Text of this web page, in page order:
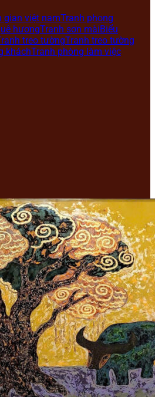
gian việt namTranh phong
hươngTranh sơn màiBiểu
treo tườngTranh treo tường
kháchTranh phòng làm việc